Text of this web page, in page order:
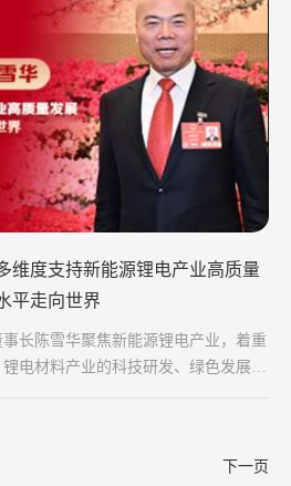
维度支持新能源锂电产业高质量
平走向世界
长陈雪华聚焦新能源锂电产业，着重
电材料产业的科技研发、绿色发展，
下一页